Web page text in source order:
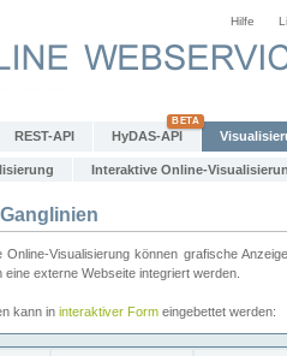
Hilfe
REST-API HyDAS-API
Interaktive Online-
Visualisierung können grafische
externe Webseite integriert werden.
kann in interaktiver Form eingebettet werden: